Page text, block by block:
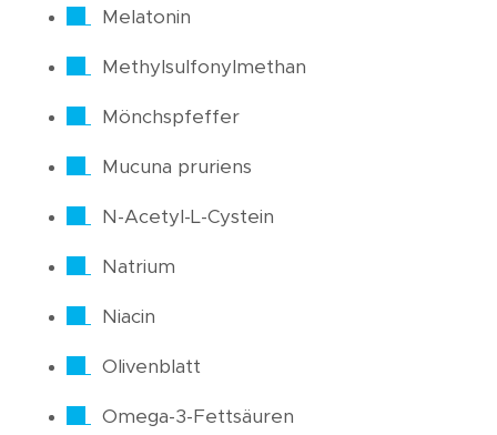
Melatonin
Methylsulfonylmethan
Mönchspfeffer
Mucuna pruriens
N-Acetyl-L-Cystein
Natrium
Niacin
Olivenblatt
Omega-3-Fettsäuren